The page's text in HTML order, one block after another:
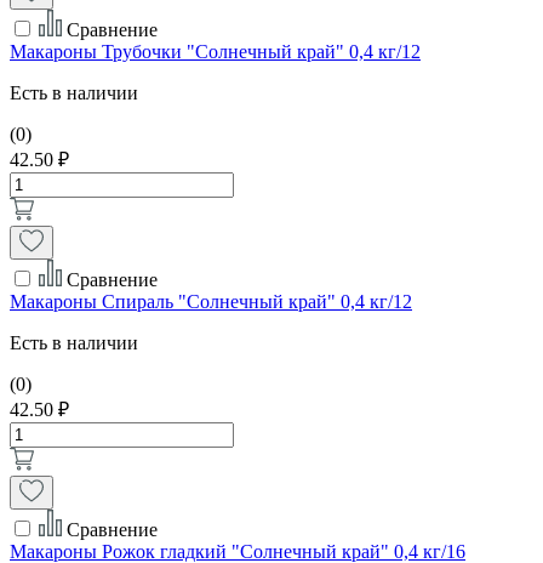
Сравнение
Макароны Трубочки "Солнечный край" 0,4 кг/12
Есть в наличии
(0)
42.50 ₽
Сравнение
Макароны Спираль "Солнечный край" 0,4 кг/12
Есть в наличии
(0)
42.50 ₽
Сравнение
Макароны Рожок гладкий "Солнечный край" 0,4 кг/16